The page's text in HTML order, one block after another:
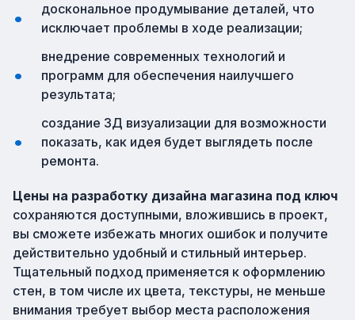
доскональное продумывание деталей, что
исключает проблемы в ходе реализации;
внедрение современных технологий и
программ для обеспечения наилучшего
результата;
создание 3Д визуализации для возможности
показать, как идея будет выглядеть после
ремонта.
Цены на разработку дизайна магазина под ключ
сохраняются доступными, вложившись в проект,
вы сможете избежать многих ошибок и получите
действительно удобный и стильный интерьер.
Тщательный подход применяется к оформлению
стен, в том числе их цвета, текстуры, не меньше
внимания требует выбор места расположения